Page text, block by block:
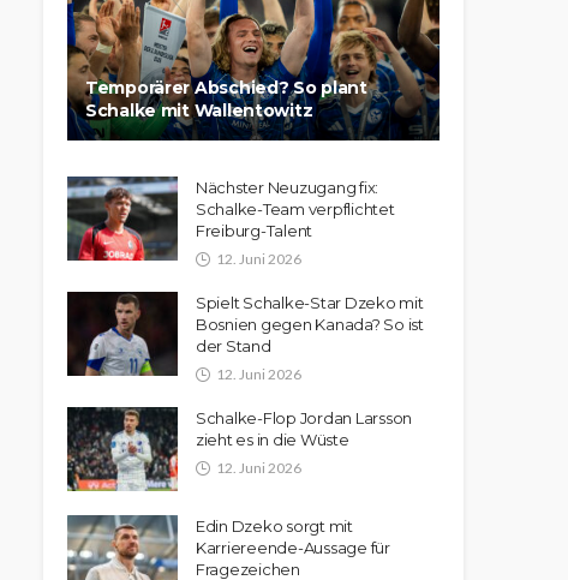
Temporärer Abschied? So plant
Schalke mit Wallentowitz
Nächster Neuzugang fix:
Schalke-Team verpflichtet
Freiburg-Talent
12. Juni 2026
Spielt Schalke-Star Dzeko mit
Bosnien gegen Kanada? So ist
der Stand
12. Juni 2026
Schalke-Flop Jordan Larsson
zieht es in die Wüste
12. Juni 2026
Edin Dzeko sorgt mit
Karriereende-Aussage für
Fragezeichen